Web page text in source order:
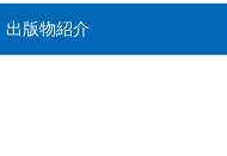
出版物紹介